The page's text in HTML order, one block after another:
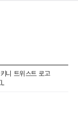
니 트위스트 로고